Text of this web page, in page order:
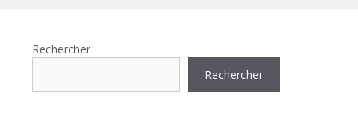
Rechercher
Rechercher